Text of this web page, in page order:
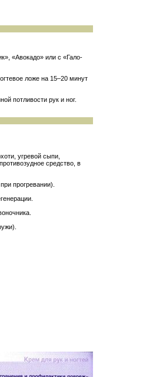
«Авокадо» или с «Гало-
ложе на 15–20 минут
потливости рук и ног.
угревой сыпи,
средство, в
прогревании).